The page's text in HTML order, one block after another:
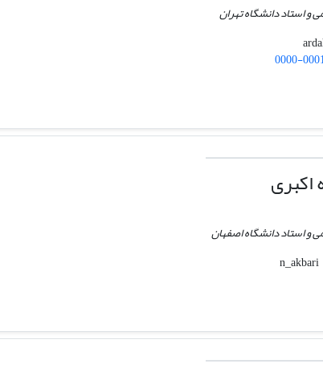
استاد دانشگاه تهران
0000-
اکبری
و استاد دانشگاه اصفهان